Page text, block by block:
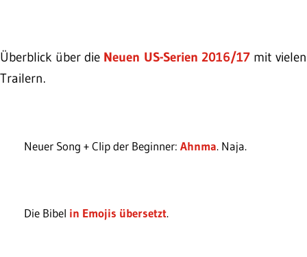
Überblick über die Neuen US-Serien 2016/17mit vielen
Trailern.
Neuer Song + Clip der Beginner: Ahnma. Naja.
Die Bibel in Emojis übersetzt.